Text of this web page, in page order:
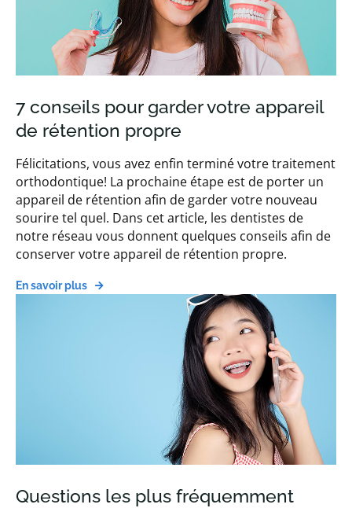
7 conseils pour garder votre appareil
de rétention propre
Félicitations, vous avez enfin terminé votre traitement
orthodontique! La prochaine étape est de porter un
appareil de rétention afin de garder votre nouveau
sourire tel quel. Dans cet article, les dentistes de
notre réseau vous donnent quelques conseils afin de
conserver votre appareil de rétention propre.
En savoir plus
Questions les plus fréquemment